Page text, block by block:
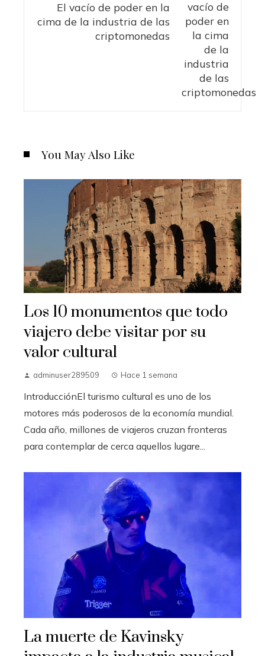
El vacío de poder en la
cima de la industria de las
criptomonedas
You May Also Like
Los 10 monumentos que todo
viajero debe visitar por su
valor cultural
adminuser289509 Hace 1 semana
IntroducciónEl turismo cultural es uno de los
motores más poderosos de la economía mundial.
Cada año, millones de viajeros cruzan fronteras
para contemplar de cerca aquellos lugare...
La muerte de Kavinsky